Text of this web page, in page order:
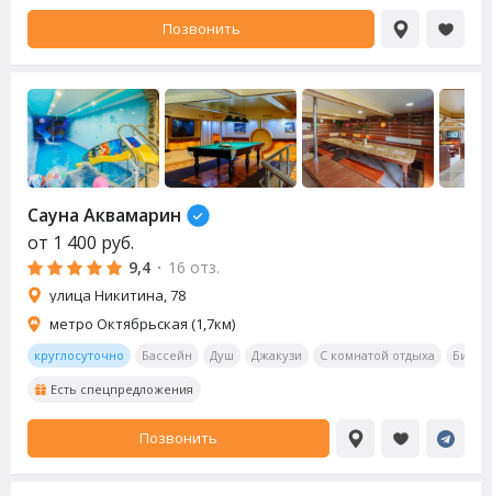
Позвонить
Сауна Аквамарин
от 1 400 руб.
9,4 · 16 отз.
улица Никитина, 78
метро Октябрьская (1,7км)
круглосуточно Бассейн Душ Джакузи С комнатой отдыха
Есть спецпредложения
Позвонить